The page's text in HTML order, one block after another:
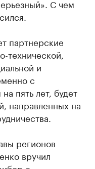
С чем
партнерские
технической,
и
с
пять лет, будет
направленных на
регионов
вручил